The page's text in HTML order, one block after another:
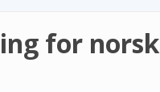
for norsk